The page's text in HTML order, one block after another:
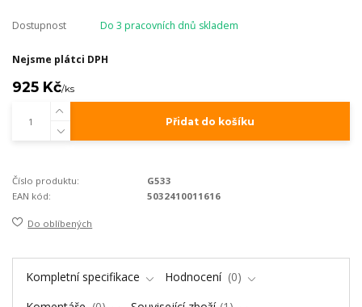
Dostupnost Do 3 pracovních dnů skladem
Nejsme plátci DPH
925 Kč/ks
Přidat do košíku
Číslo produktu:
G533
EAN kód:
5032410011616
Do oblíbených
Kompletní specifikace Hodnocení
0